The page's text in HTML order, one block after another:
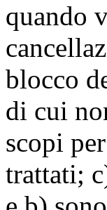
quando
blocco
di cui
scopi
trattati;